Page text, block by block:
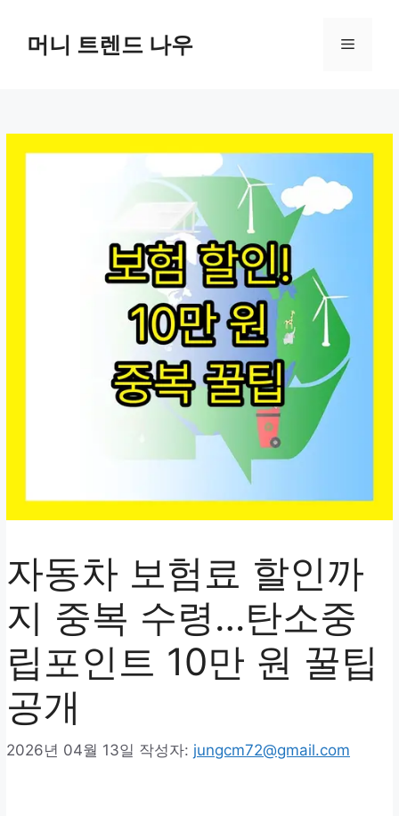
머니 트렌드 나우 메
자동차 보험료 할인까
지 중복 수령…탄소중
립포인트 10만 원 꿀팁
공개
2026년 04월 13일 작성자: jungcm72@gmail.com